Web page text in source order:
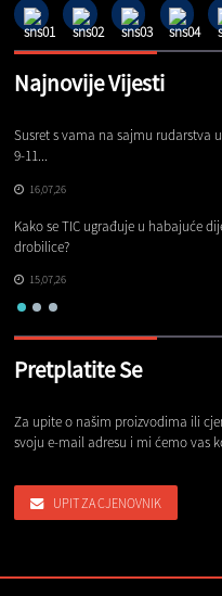
Najnovije Vijesti
Susret s vama na sajmu rudarstva
9-11...
16,07,26
Kako se TIC ugrađuje u habajuće
drobilice?
15,07,26
Pretplatite Se
Za upite o našim proizvodima ili
svoju e-mail adresu i mi ćemo vas
UPIT ZA CJENOVNIK